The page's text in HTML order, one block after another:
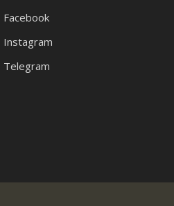
Facebook
Instagram
Telegram